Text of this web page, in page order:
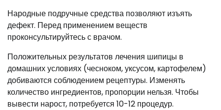
Народные подручные средства позволяют изъять
дефект. Перед применением веществ
проконсультируйтесь с врачом.
Положительных результатов лечения шипицы в
домашних условиях (чесноком, уксусом, картофелем)
добиваются соблюдением рецептуры. Изменять
количество ингредиентов, пропорции нельзя. Чтобы
вывести нарост, потребуется 10-12 процедур.